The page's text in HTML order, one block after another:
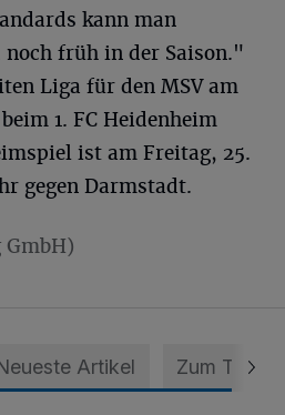
kann man
früh in der Saison."
Liga für den MSV am
1. FC Heidenheim
ist am Freitag, 25.
gegen Darmstadt.
Artikel Zum Thema